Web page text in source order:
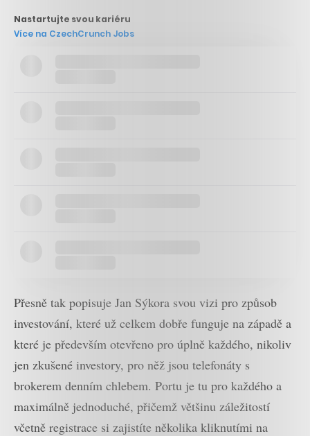
Nastartujte svou kariéru
Více na CzechCrunch Jobs
Přesně tak popisuje Jan Sýkora svou vizi pro způsob
investování, které už celkem dobře funguje na západě a
které je především otevřeno pro úplně každého, nikoliv
jen zkušené investory, pro něž jsou telefonáty s
brokerem denním chlebem. Portu je tu pro každého a
maximálně jednoduché, přičemž většinu záležitostí
včetně registrace si zajistíte několika kliknutími na